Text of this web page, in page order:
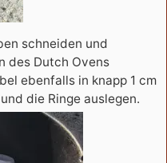
schneiden und
des Dutch Ovens
ebenfalls in knapp 1 cm
die Ringe auslegen.